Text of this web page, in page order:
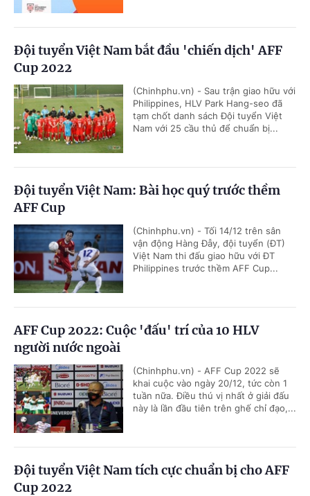
Đội tuyển Việt Nam bắt đầu 'chiến dịch' AFF
Cup 2022
(Chinhphu.vn) - Sau trận giao hữu với
Philippines, HLV Park Hang-seo đã
tạm chốt danh sách Đội tuyển Việt
Nam với 25 cầu thủ để chuẩn bị...
Đội tuyển Việt Nam: Bài học quý trước thềm
AFF Cup
(Chinhphu.vn) - Tối 14/12 trên sân
vận động Hàng Đẫy, đội tuyển (ĐT)
Việt Nam thi đấu giao hữu với ĐT
Philippines trước thềm AFF Cup...
AFF Cup 2022: Cuộc 'đấu' trí của 10 HLV
người nước ngoài
(Chinhphu.vn) - AFF Cup 2022 sẽ
khai cuộc vào ngày 20/12, tức còn 1
tuần nữa. Điều thú vị nhất ở giải đấu
này là lần đầu tiên trên ghế chỉ đạo,...
Đội tuyển Việt Nam tích cực chuẩn bị cho AFF
Cup 2022